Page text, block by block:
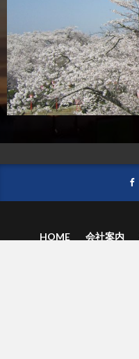
HOME 会社案内